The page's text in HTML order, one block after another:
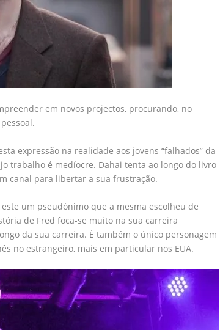
em novos projectos, procurando, no
expressão na realidade aos jovens “falhados” da
trabalho é medíocre. Dahai tenta ao longo do livro
canal para libertar a sua frustração.
um pseudónimo que a mesma escolheu de
de Fred foca-se muito na sua carreira
da sua carreira. É também o único personagem
no estrangeiro, mais em particular nos EUA.